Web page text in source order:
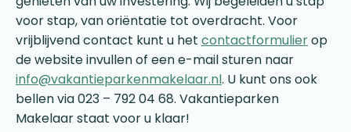
voor stap, van oriëntatie tot overdracht. Voor
vrijblijvend contact kunt u het contactformulierop
de website invullen of een e-mail sturen naar
info@vakantieparkenmakelaar.nl. U kunt ons ook
bellen via 023 – 792 04 68. Vakantieparken
Makelaar staat voor u klaar!